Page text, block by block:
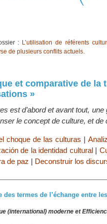
: L’utilisation de référents
de plusieurs conflits actuels.
et comparative de la
»
est d’abord et avant tout,
le concept de culture, et de
choque de las culturas |
de la identidad cultural|
de paz | Deconstruir los
des termes de l’échange entre
(international) moderne et